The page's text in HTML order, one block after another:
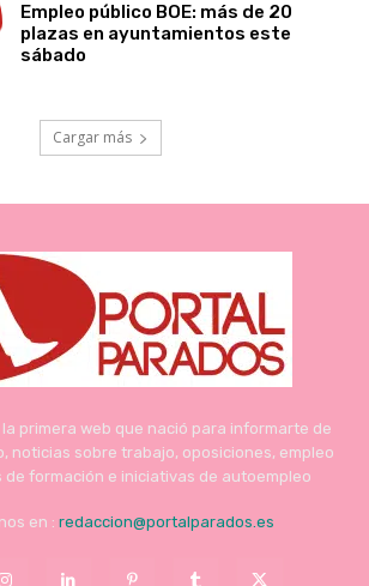
Empleo público BOE: más de 20
plazas en ayuntamientos este
sábado
Cargar más
primera web que nació para informarte de
noticias sobre trabajo, oposiciones, empleo
de formación e iniciativas de autoempleo
en : redaccion@portalparados.es